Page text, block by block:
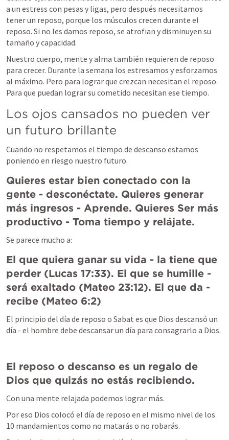
a un estress con pesas y ligas, pero después necesitamos
tener un reposo, porque los músculos crecen durante el
reposo. Si no les damos reposo, se atrofian y disminuyen su
tamaño y capacidad.
Nuestro cuerpo, mente y alma también requieren de reposo
para crecer. Durante la semana los estresamos y esforzamos
al máximo. Pero para lograr que crezcan necesitan el reposo.
Para que puedan lograr su cometido necesitan ese tiempo.
Los ojos cansados no pueden ver
un futuro brillante
Cuando no respetamos el tiempo de descanso estamos
poniendo en riesgo nuestro futuro.
Quieres estar bien conectado con la
gente - desconéctate. Quieres generar
más ingresos - Aprende. Quieres Ser más
productivo - Toma tiempo y relájate.
Se parece mucho a:
El que quiera ganar su vida - la tiene que
perder (Lucas 17:33). El que se humille -
será exaltado (Mateo 23:12). El que da -
recibe (Mateo 6:2)
El principio del día de reposo o Sabat es que Dios descansó un
día - el hombre debe descansar un día para consagrarlo a Dios.
El reposo o descanso es un regalo de
Dios que quizás no estás recibiendo.
Con una mente relajada podemos lograr más.
Por eso Dios colocó el día de reposo en el mismo nivel de los
10 mandamientos como no matarás o no robarás.